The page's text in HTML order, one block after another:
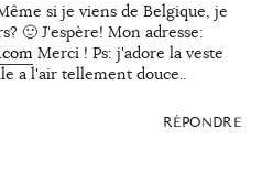
si je viens de Belgique, je
🙂 J'espère! Mon adresse:
Merci ! Ps: j'adore la veste
a l'air tellement douce..
RÉPONDRE